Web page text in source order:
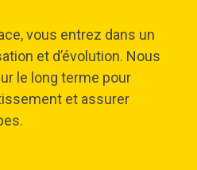
vous entrez dans un
et d’évolution. Nous
le long terme pour
et assurer